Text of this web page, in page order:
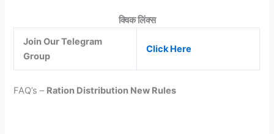
क्विक लिंक्स
Join Our Telegram
Group
Click Here
FAQ’s – Ration Distribution New Rules